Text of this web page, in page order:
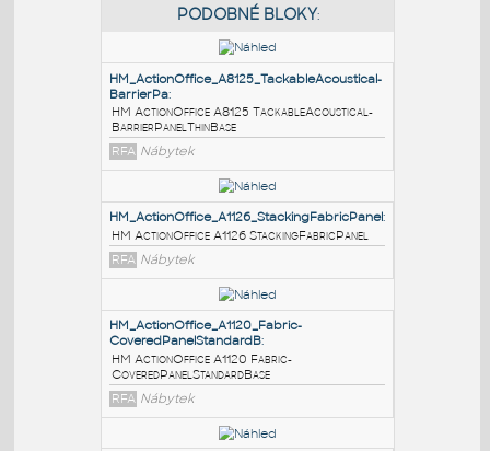
PODOBNÉ BLOKY:
HM_ActionOffice_A8125_TackableAcoustical-
HM ActionOffice A8125 TackableAcoustical-
BarrierPanelThinBase
RFA Nábytek
HM_ActionOffice_A1126_StackingFabricPanel